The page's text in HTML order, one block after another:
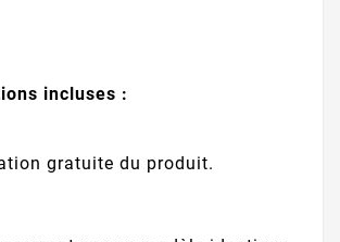
incluses :
gratuite du produit.